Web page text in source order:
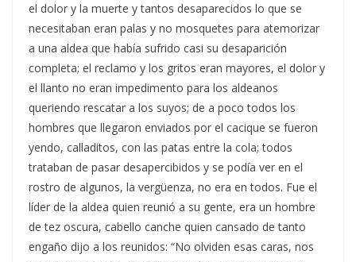
el dolor y la muerte y tantos desaparecidos lo que se
necesitaban eran palas y no mosquetes para atemorizar
a una aldea que había sufrido casi su desaparición
completa; el reclamo y los gritos eran mayores, el dolor y
el llanto no eran impedimento para los aldeanos
queriendo rescatar a los suyos; de a poco todos los
hombres que llegaron enviados por el cacique se fueron
yendo, calladitos, con las patas entre la cola; todos
trataban de pasar desapercibidos y se podía ver en el
rostro de algunos, la vergüenza, no era en todos. Fue el
líder de la aldea quien reunió a su gente, era un hombre
de tez oscura, cabello canche quien cansado de tanto
engaño dijo a los reunidos: “No olviden esas caras, nos